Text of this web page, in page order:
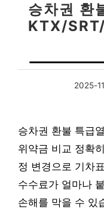
승차권 환
KTX/SRT/
2025-
승차권 환불 특급
위약금 비교 정확
정 변경으로 기차
수수료가 얼마나
손해를 막을 수 있